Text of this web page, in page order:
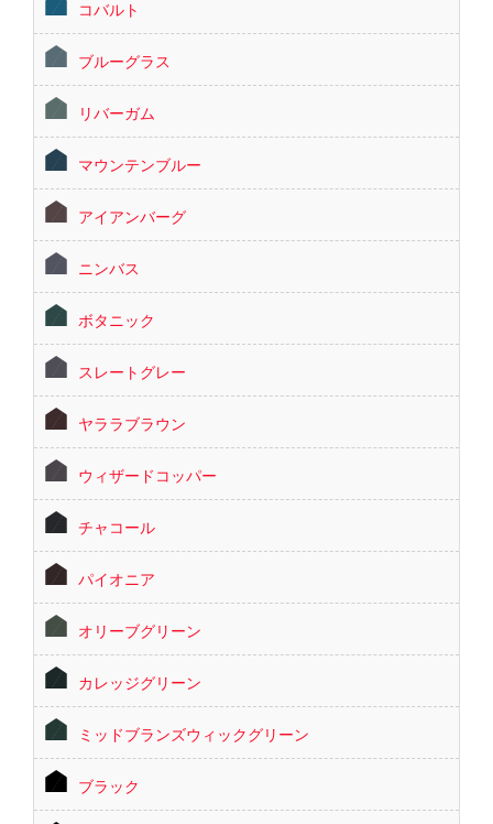
コバルト
ブルーグラス
リバーガム
マウンテンブルー
アイアンバーグ
ニンバス
ボタニック
スレートグレー
ヤララブラウン
ウィザードコッパー
チャコール
パイオニア
オリーブグリーン
カレッジグリーン
ミッドブランズウィックグリーン
ブラック